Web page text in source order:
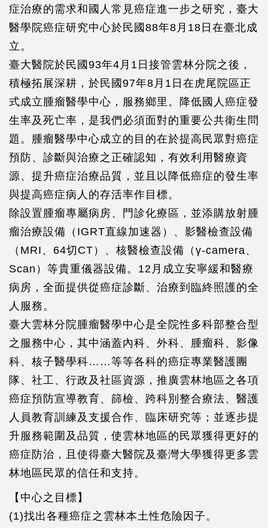
症治療的需求和國人常見癌症進一步之研究，臺大
醫學院癌症研究中心於民國88年8月18日在臺北成
立。
臺大醫院於民國93年4月1日接管雲林分院之後，
積極拓展深耕，於民國97年8月1日在虎尾院區正
式成立腫瘤醫學中心，服務鄉里。降低國人癌症發
生率及死亡率，是我們必須面對的重要公共衛生問
題。腫瘤醫學中心成立的目的在於提高民眾對癌症
預防、診斷與治療之正確認知，有效利用醫療資
源、提升癌症治療品質，並且以降低癌症的發生率
與提高癌症病人的存活率作目標。
除設置腫瘤專屬病房、門診化療區，並添購放射腫
瘤治療設備（IGRT直線加速器）、影醫檢查設備
（MRI、64切CT）、核醫檢查設備（γ-camera、
Scan）等貴重儀器設備。12月成立安寧緩和醫療
病房，全面提供從癌症診斷、治療到臨終照護的全
人服務。
臺大雲林分院腫瘤醫學中心是全院性多科部整合型
之服務中心，其中涵蓋內科、外科、腫瘤科、影像
科、核子醫學科……等等各科的癌症專業醫護團
隊、社工、行政及社區資源，推廣雲林地區之各項
癌症預防宣導教育、篩檢、跨科別整合療法、醫護
人員教育訓練及支援合作、臨床研究等；並逐步提
升服務範圍及品質，使雲林地區的民眾獲得更好的
癌症防治，且使得臺大醫院及臺灣大學獲得更多雲
林地區民眾的信任和支持。
【中心之目標】
(1)找出各種癌症之雲林本土性危險因子。